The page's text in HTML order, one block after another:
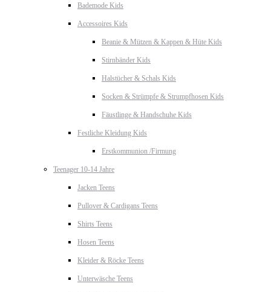
Bademode Kids
Accessoires Kids
Beanie & Mützen & Kappen & Hüte Kids
Stirnbänder Kids
Halstücher & Schals Kids
Socken & Strümpfe & Strumpfhosen Kids
Fäustlinge & Handschuhe Kids
Festliche Kleidung Kids
Erstkommunion /Firmung
Teenager 10-14 Jahre
Jacken Teens
Pullover & Cardigans Teens
Shirts Teens
Hosen Teens
Kleider & Röcke Teens
Unterwäsche Teens